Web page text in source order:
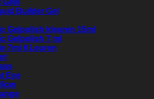
Gels
Builder Gel
Gelpolish kleuren 15ml
Gelpolish 7 ml
7ml KLeuren
Eye